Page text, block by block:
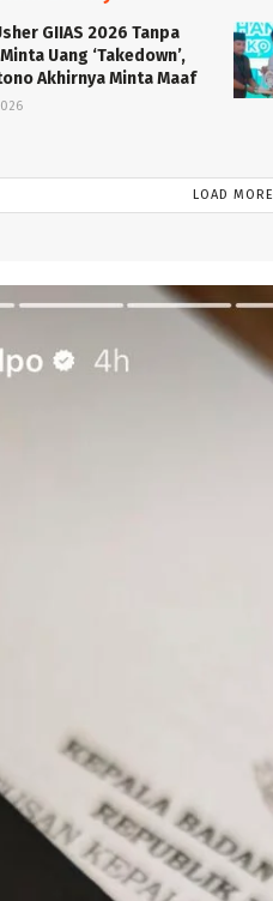
GIIAS 2026 Tanpa
Uang ‘Takedown’,
Akhirnya Minta Maaf
LOAD MORE